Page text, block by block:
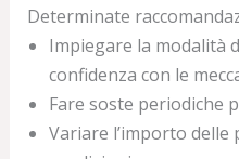
Determinate
Impiegare la modalità
confidenza con le
Fare soste periodiche
Variare l’importo delle